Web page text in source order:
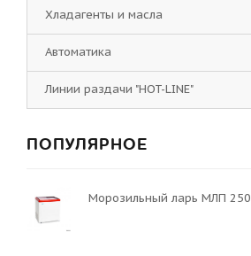
Хладагенты и масла
Автоматика
Линии раздачи "HOT-LINE"
ПОПУЛЯРНОЕ
Морозильный ларь МЛП 250